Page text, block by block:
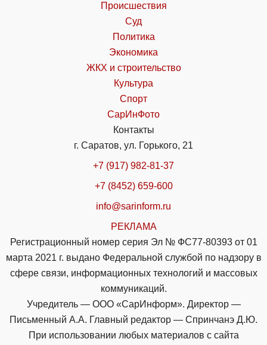
Происшествия
Суд
Политика
Экономика
ЖКХ и строительство
Культура
Спорт
СарИнФото
Контакты
г. Саратов, ул. Горького, 21
+7 (917) 982-81-37
+7 (8452) 659-600
info@sarinform.ru
РЕКЛАМА
Регистрационный номер серия Эл № ФС77-80393 от 01
марта 2021 г. выдано Федеральной службой по надзору в
сфере связи, информационных технологий и массовых
коммуникаций.
Учредитель — ООО «СарИнформ». Директор —
Письменный А.А. Главный редактор — Спринчанэ Д.Ю.
При использовании любых материалов с сайта